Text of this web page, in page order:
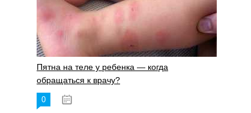
Пятна на теле у ребенка — когда
обращаться к врачу?
0